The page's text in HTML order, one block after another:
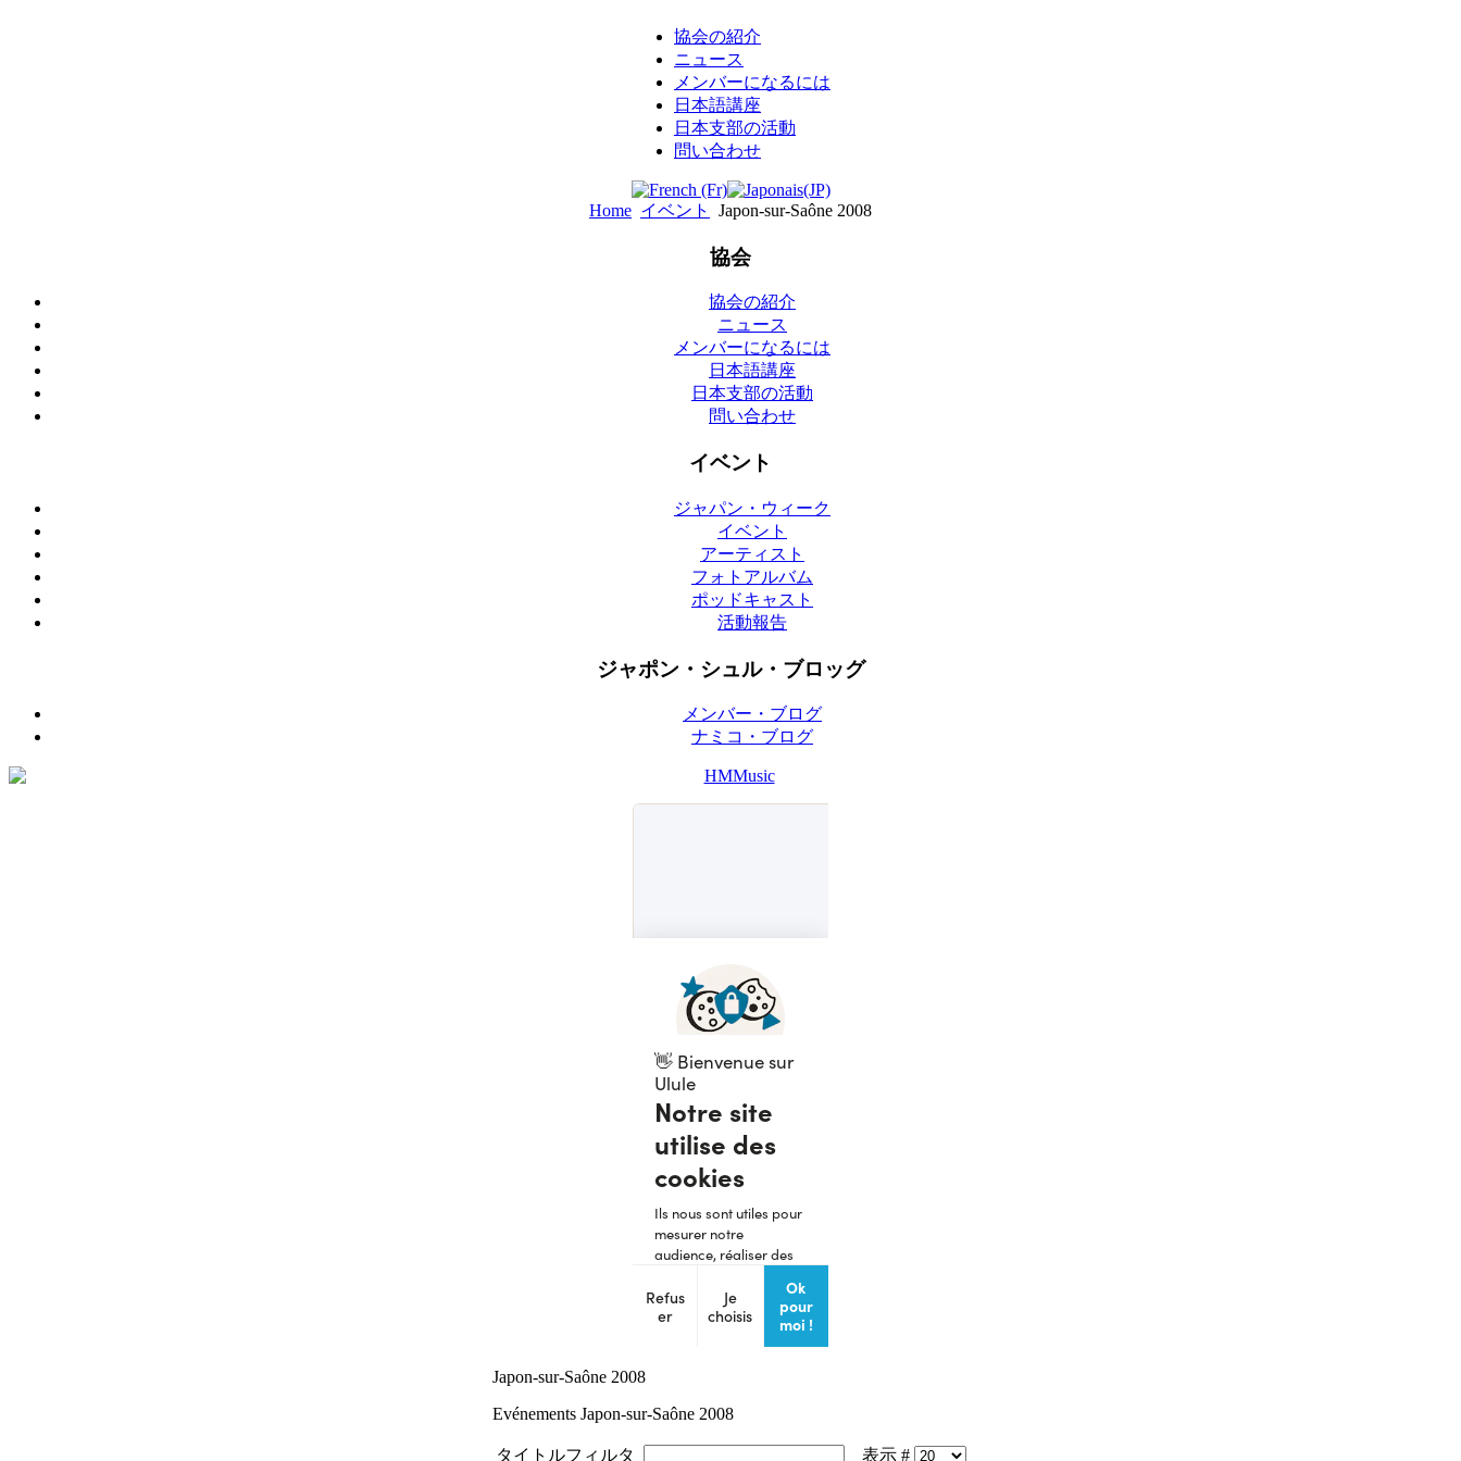
協会の紹介
ニュース
メンバーになるには
日本語講座
日本支部の活動
問い合わせ
Home イベント Japon-sur-Saône 2008
協会
協会の紹介
ニュース
メンバーになるには
日本語講座
日本支部の活動
問い合わせ
イベント
ジャパン・ウィーク
イベント
アーティスト
フォトアルバム
ポッドキャスト
活動報告
ジャポン・シュル・ブロッグ
メンバー・ブログ
ナミコ・ブログ
Japon-sur-Saône 2008
Evénements Japon-sur-Saône 2008
タイトルフィルタ 表示 #